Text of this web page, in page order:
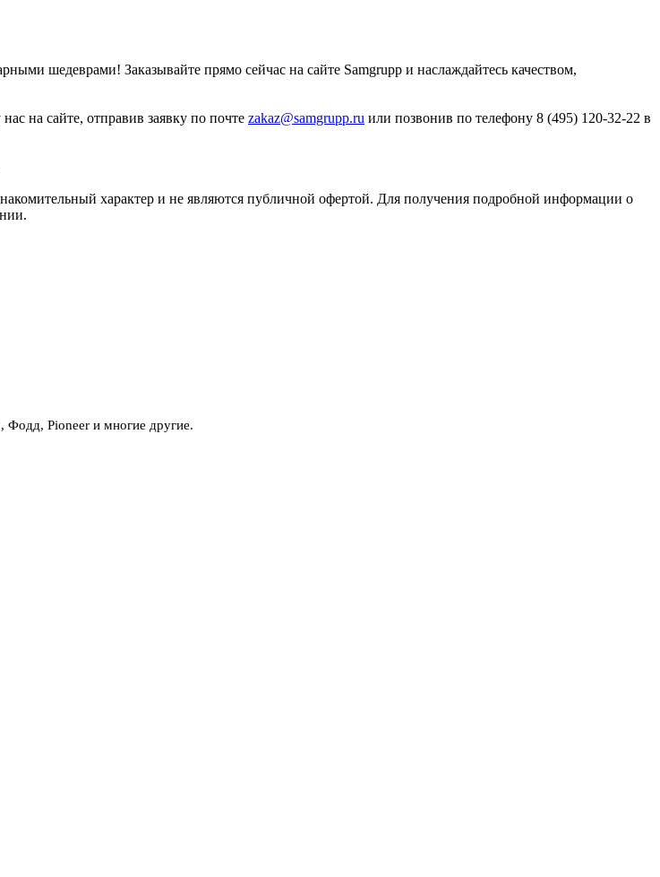
шедеврами! Заказывайте прямо сейчас на сайте Samgrupp и наслаждайтесь качеством,
на сайте, отправив заявку по почте zakaz@samgrupp.ru или позвонив по телефону 8 (495) 120-32-22 в
характер и не являются публичной офертой. Для получения подробной информации о
Pioneer и многие другие.